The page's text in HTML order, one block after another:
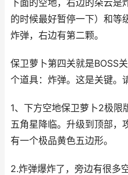
下面的空地，右边的朵云是
的时候最好暂停一下）和等
炸弹，右边有第二颗。
保卫萝卜第四关就是BOSS
个道具：炸弹。这是关键。
1、下方空地保卫萝卜2极限
五角星降临。升级到顶部，
有一个极品黄色五边形。
2.炸弹爆炸了，旁边有很多